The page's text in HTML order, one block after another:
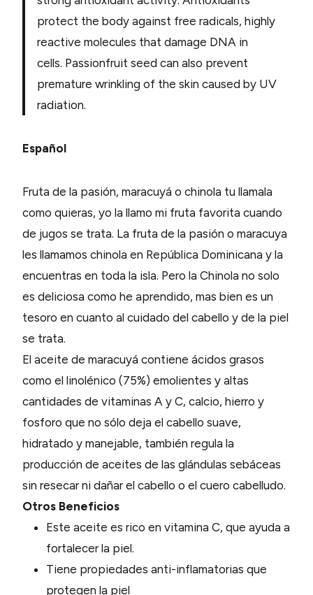
protect the body against free radicals, highly
reactive molecules that damage DNA in
cells. Passionfruit seed can also prevent
premature wrinkling of the skin caused by UV
radiation.
Español
Fruta de la pasión, maracuyá o chinola tu llamala
como quieras, yo la llamo mi fruta favorita cuando
de jugos se trata. La fruta de la pasión o maracuya
les llamamos chinola en República Dominicana y la
encuentras en toda la isla. Pero la Chinola no solo
es deliciosa como he aprendido, mas bien es un
tesoro en cuanto al cuidado del cabello y de la piel
se trata.
El aceite de maracuyá contiene ácidos grasos
como el linolénico (75%) emolientes y altas
cantidades de vitaminas A y C, calcio, hierro y
fosforo que no sólo deja el cabello suave,
hidratado y manejable, también regula la
producción de aceites de las glándulas sebáceas
sin resecar ni dañar el cabello o el cuero cabelludo.
Otros Beneficios
Este aceite es rico en vitamina C, que ayuda a
fortalecer la piel.
Tiene propiedades anti-inflamatorias que
protegen la piel